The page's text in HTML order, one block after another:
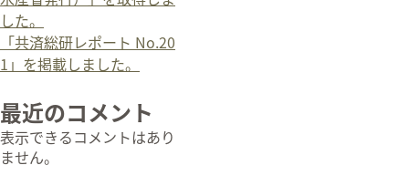
した。
「共済総研レポート No.20
1」を掲載しました。
最近のコメント
表示できるコメントはあり
ません。